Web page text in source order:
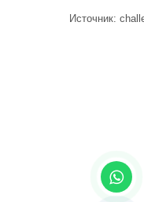
Источник: